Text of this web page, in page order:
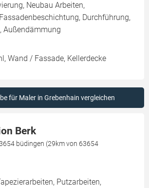
Neubau Arbeiten,
Durchführung,
Außendämmung
Wand / Fassade, Kellerdecke
für Maler in Grebenhain vergleichen
Berk
büdingen (29km von 63654
Putzarbeiten,